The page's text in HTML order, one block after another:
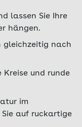
lassen Sie Ihre
hängen.
gleichzeitig nach
Kreise und runde
im
auf ruckartige